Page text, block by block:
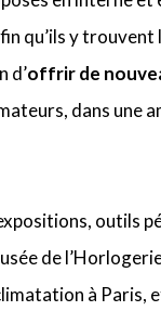
qu’ils y
d’offrir de
dans une
outils
de
à Paris,